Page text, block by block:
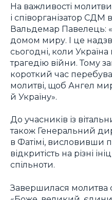
На важливості
і співорганізатор СДМ
Вальдемар Павелець:
домом миру. І це
сьогодні, коли
трагедію війни. Тому
короткий час
молитві, щоб Ангел
й Україну».
До учасників із
також Генеральний
в Фатімі, висловивши
відкритість на різні
спільноти.
Завершилася молитва